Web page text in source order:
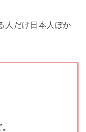
人だけ日本人ぽか